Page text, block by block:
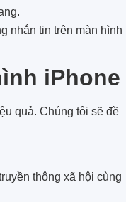
nhắn tin trên màn hình
iPhone
quả. Chúng tôi sẽ đề
thông xã hội cùng